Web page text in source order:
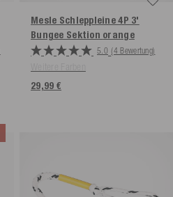
Mesle Schleppleine 4P 3'
Bungee Sektion orange
5.0 (4 Bewertung)
29,99 €